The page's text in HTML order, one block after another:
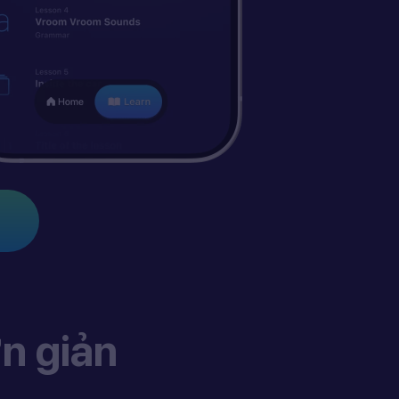
giản